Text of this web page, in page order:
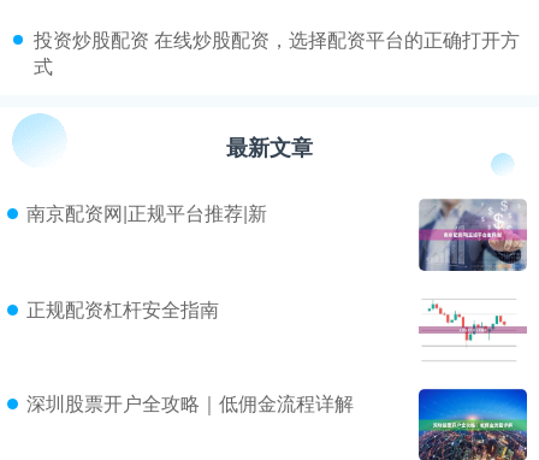
​投资炒股配资 在线炒股配资，选择配资平台的正确打开方
式
最新文章
南京配资网|正规平台推荐|新
正规配资杠杆安全指南
深圳股票开户全攻略｜低佣金流程详解